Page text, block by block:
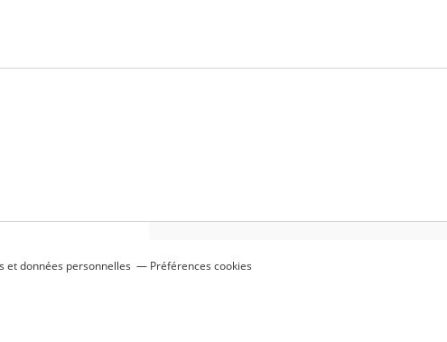
et données personnelles Préférences cookies